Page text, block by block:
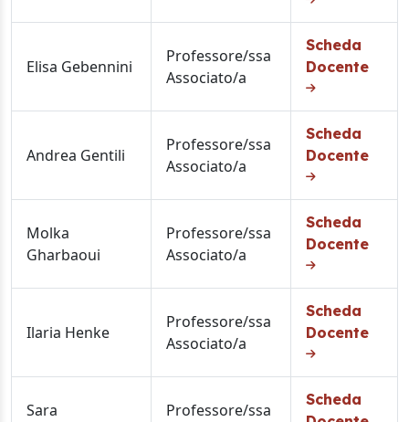
Elisa Gebennini
Professore/ssa
Associato/a
Scheda
Docente
Andrea Gentili
Professore/ssa
Associato/a
Scheda
Docente
Molka
Gharbaoui
Professore/ssa
Associato/a
Scheda
Docente
Ilaria Henke
Professore/ssa
Associato/a
Scheda
Docente
Sara
Professore/ssa
Scheda